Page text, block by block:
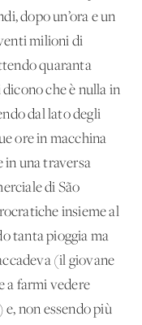
dopo un’ora e un
milioni di
quaranta
che è nulla in
dal lato degli
ore in macchina
in una traversa
di São
insieme al
tanta pioggia ma
(il giovane
a farmi vedere
non essendo più